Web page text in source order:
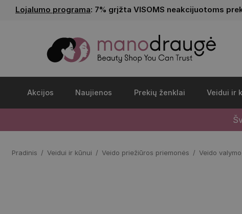
Lojalumo programa: 7% grįžta VISOMS neakcijuotoms
Akcijos Naujienos Prekių ženklai Veidui ir
Pradinis Veidui ir kūnui Veido priežiūros priemonės Veido